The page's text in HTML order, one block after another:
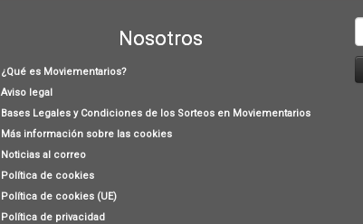
Nosotros
¿Qué es Moviementarios?
Aviso legal
Bases Legales y Condiciones de los Sorteos en Moviementarios
Más información sobre las cookies
Noticias al correo
Política de cookies
Política de cookies (UE)
Política de privacidad